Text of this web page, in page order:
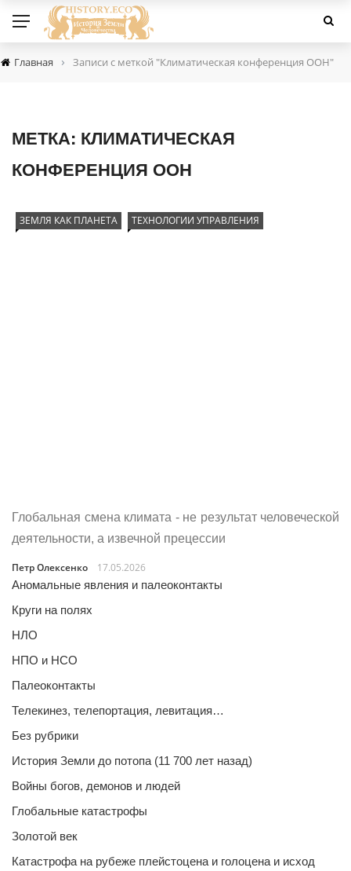
Главная › Записи с меткой "Климатическая конференция ООН"
МЕТКА: КЛИМАТИЧЕСКАЯ
КОНФЕРЕНЦИЯ ООН
ЗЕМЛЯ КАК ПЛАНЕТА ТЕХНОЛОГИИ УПРАВЛЕНИЯ
Глобальная смена климата - не результат человеческой
деятельности, а извечной прецессии
Петр Олексенко
17.05.2026
Аномальные явления и палеоконтакты
Круги на полях
НЛО
НПО и НСО
Палеоконтакты
Телекинез, телепортация, левитация…
Без рубрики
История Земли до потопа (11 700 лет назад)
Войны богов, демонов и людей
Глобальные катастрофы
Золотой век
Катастрофа на рубеже плейстоцена и голоцена и исход